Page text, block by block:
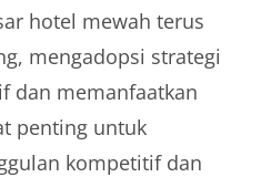
hotel mewah terus
mengadopsi strategi
dan memanfaatkan
penting untuk
kompetitif dan